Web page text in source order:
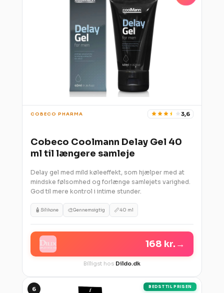
COBECO PHARMA 3,6
Cobeco Coolmann Delay Gel 40
ml til længere samleje
Delay gel med mild køleeffekt, som hjælper med at
mindske følsomhed og forlænge samlejets varighed.
God til mere kontrol i intime stunder.
🧴 Silikone 🎨Gennemsigtig 📏40 ml
168 kr. →
Billigst hos Dildo.dk
6 BEDST TIL PRISEN